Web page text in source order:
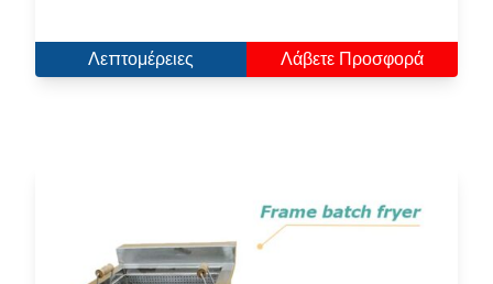
Λεπτομέρειες Λάβετε Προσφορά